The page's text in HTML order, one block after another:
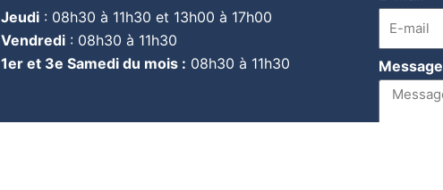
Jeudi : 08h30 à 11h30 et 13h00 à 17h00
Vendredi : 08h30 à 11h30
1er et 3e Samedi du mois : 08h30 à 11h30 Message